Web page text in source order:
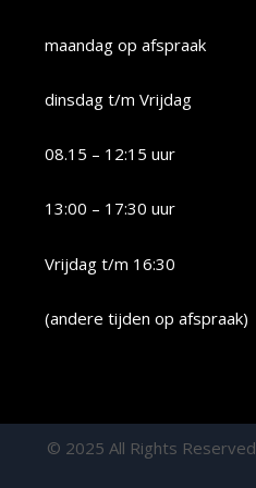
maandag op afspraak
dinsdag t/m Vrijdag
08.15 – 12:15 uur
13:00 – 17:30 uur
Vrijdag t/m 16:30
(andere tijden op afspraak)
© 2025 All Rights Reserved